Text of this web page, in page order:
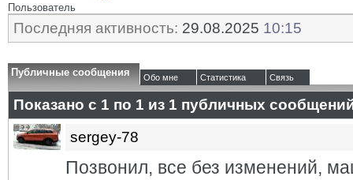
Пользователь
Последняя активность: 29.08.2025 10:15
Публичные сообщения Обо мне Статистика Связь
Показано с 1 по 1 из 1 публичных
sergey-78
Позвонил, все без изменений,